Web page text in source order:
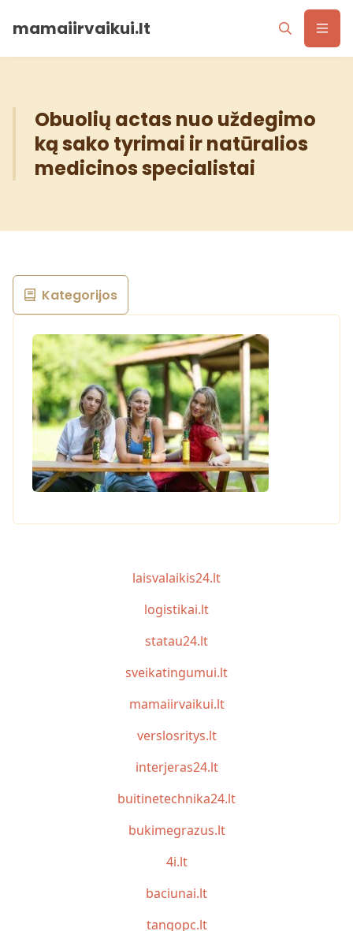
mamaiirvaikui.lt
Obuolių actas nuo uždegimo
ką sako tyrimai ir natūralios
medicinos specialistai
Kategorijos
laisvalaikis24.lt
logistikai.lt
statau24.lt
sveikatingumui.lt
mamaiirvaikui.lt
verslosritys.lt
interjeras24.lt
buitinetechnika24.lt
bukimegrazus.lt
4i.lt
baciunai.lt
tangopc.lt